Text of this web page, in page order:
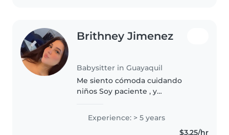
Brithney Jimenez
Babysitter in Guayaquil
Me siento cómoda cuidando
niños Soy paciente , y
Experience: > 5 years
$3.25/hr